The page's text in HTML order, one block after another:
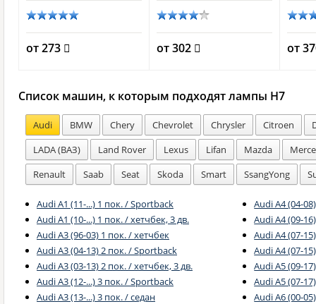
от 273 от 302 от
Список машин, к которым подходят лампы H7
Audi BMW Chery Chevrolet Chrysler Citroen
LADA (ВАЗ)
Land Rover Lexus Lifan Mazda
Renault
Saab Seat Skoda Smart SsangYong
Audi A1 (11-...) 1 пок. / Sportback
Audi A1 (10-...) 1 пок. / хетчбек, 3 дв.
Audi A3 (96-03) 1 пок. / хетчбек
Audi A3 (04-13) 2 пок. / Sportback
Audi A3 (03-13) 2 пок. / хетчбек, 3 дв.
Audi A3 (12-...) 3 пок. / Sportback
Audi A3 (13-...) 3 пок. / седан
Audi A4 (04-
Audi A4 (09-
Audi A4 (07-
Audi A4 (07-
Audi A5 (09-
Audi A5 (07-
Audi A6 (00-